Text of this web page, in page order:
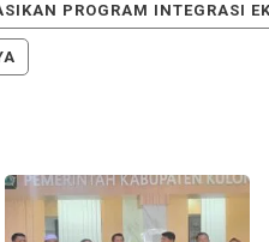
PROGRAM INTEGRASI